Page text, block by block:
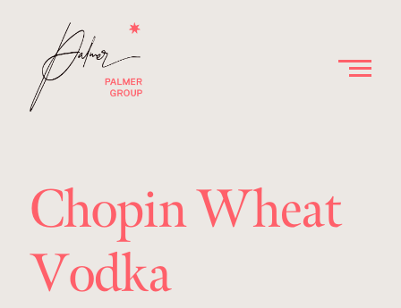
Chopin Wheat
Vodka